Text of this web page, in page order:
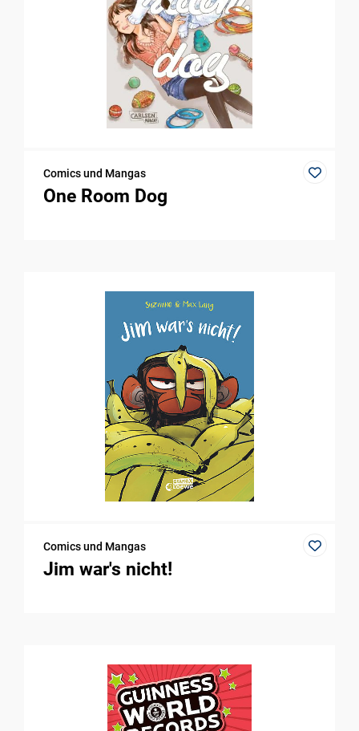
Comics und Mangas
One Room Dog
Comics und Mangas
Jim war's nicht!